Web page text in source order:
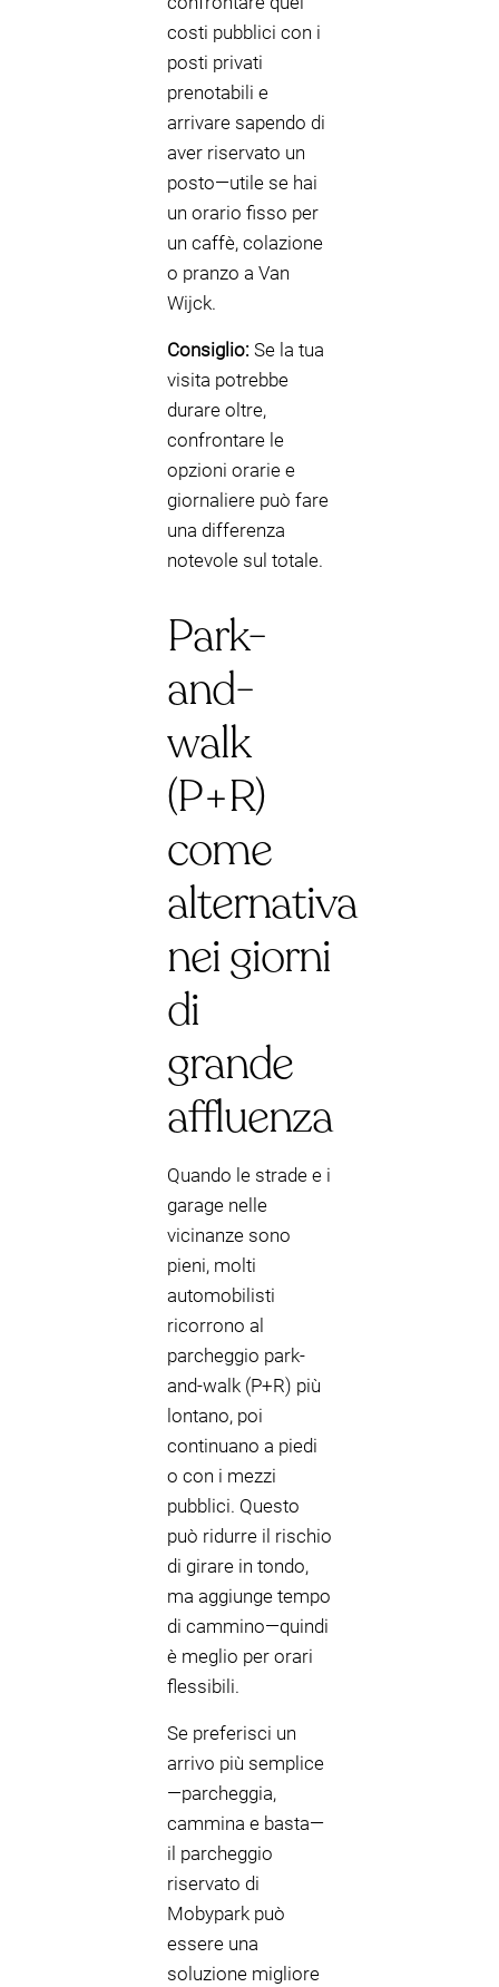
costi pubblici con i
posti privati
prenotabili e
arrivare sapendo di
aver riservato un
posto—utile se hai
un orario fisso per
un caffè, colazione
o pranzo a Van
Wijck.
Consiglio: Se la tua
visita potrebbe
durare oltre,
confrontare le
opzioni orarie e
giornaliere può fare
una differenza
notevole sul totale.
Park-
and-
walk
(P+R)
come
alternativa
nei giorni
di
grande
affluenza
Quando le strade e i
garage nelle
vicinanze sono
pieni, molti
automobilisti
ricorrono al
parcheggio park-
and-walk (P+R) più
lontano, poi
continuano a piedi
o con i mezzi
pubblici. Questo
può ridurre il rischio
di girare in tondo,
ma aggiunge tempo
di cammino—quindi
è meglio per orari
flessibili.
Se preferisci un
arrivo più semplice
—parcheggia,
cammina e basta—
il parcheggio
riservato di
Mobypark può
essere una
soluzione migliore